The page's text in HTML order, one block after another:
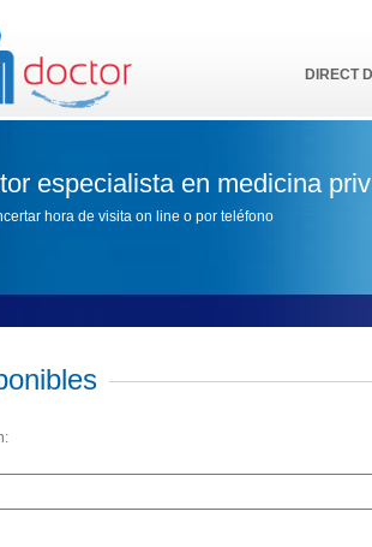
DIRECT
especialista en medicina
hora de visita on line o por teléfono